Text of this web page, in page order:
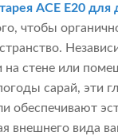
ACE E20 для
чтобы
на стене или
сарай, эти
обеспечивают
внешнего вида